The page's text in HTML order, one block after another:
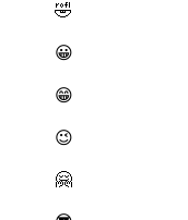
🤣
😀
😁
😉
🤗